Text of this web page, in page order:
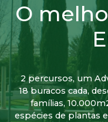
O
2 percursos, um
18 buracos cada,
famílias,
espécies de plantas